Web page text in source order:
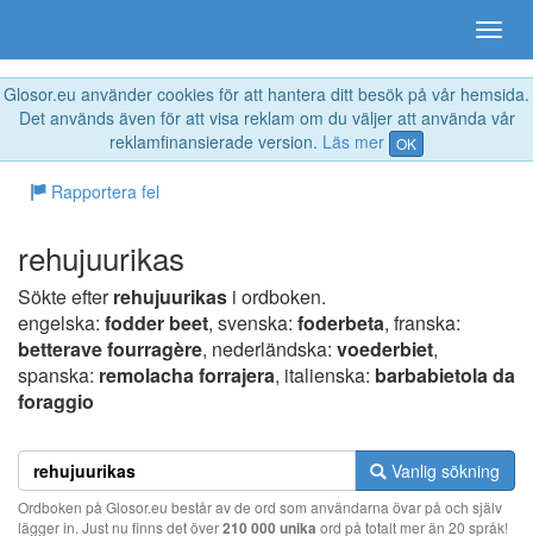
Glosor.eu använder cookies för att hantera ditt besök på vår hemsida.
Det används även för att visa reklam om du väljer att använda vår
reklamfinansierade version. Läs mer OK
Rapportera fel
rehujuurikas
Sökte efterrehujuurikas i ordboken.
engelska: fodder beet, svenska: foderbeta, franska:
betterave fourragère, nederländska: voederbiet,
spanska: remolacha forrajera, italienska: barbabietola da
foraggio
Vanlig sökning
Ordboken på Glosor.eu består av de ord som användarna övar på och själv
lägger in. Just nu finns det över210 000 unika ord på totalt mer än 20 språk!